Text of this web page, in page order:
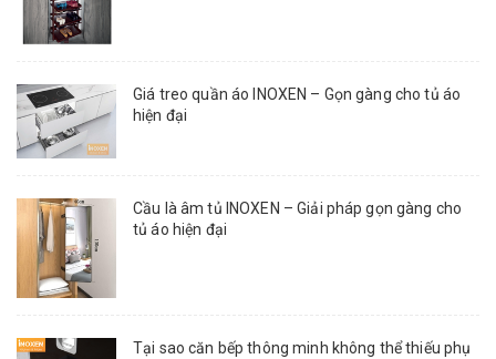
Giá treo quần áo INOXEN – Gọn gàng cho tủ áo
hiện đại
Cầu là âm tủ INOXEN – Giải pháp gọn gàng cho
tủ áo hiện đại
Tại sao căn bếp thông minh không thể thiếu phụ